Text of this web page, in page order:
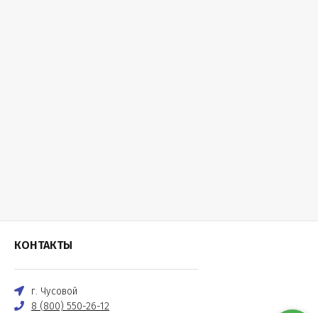
КОНТАКТЫ
г. Чусовой
8 (800) 550-26-12